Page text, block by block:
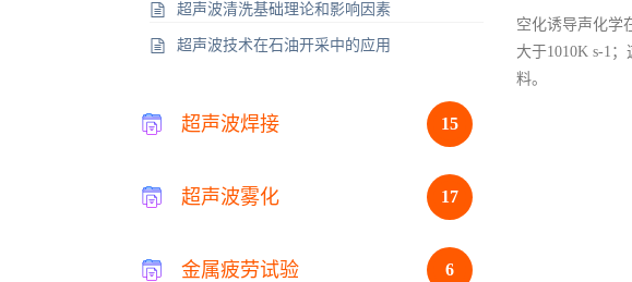
超声波清洗基础理论和影响因素
超声波技术在石油开采中的应用
超声波焊接 15
超声波雾化 17
金属疲劳试验 6
空化诱导声化学
大于1010K s-1
料。